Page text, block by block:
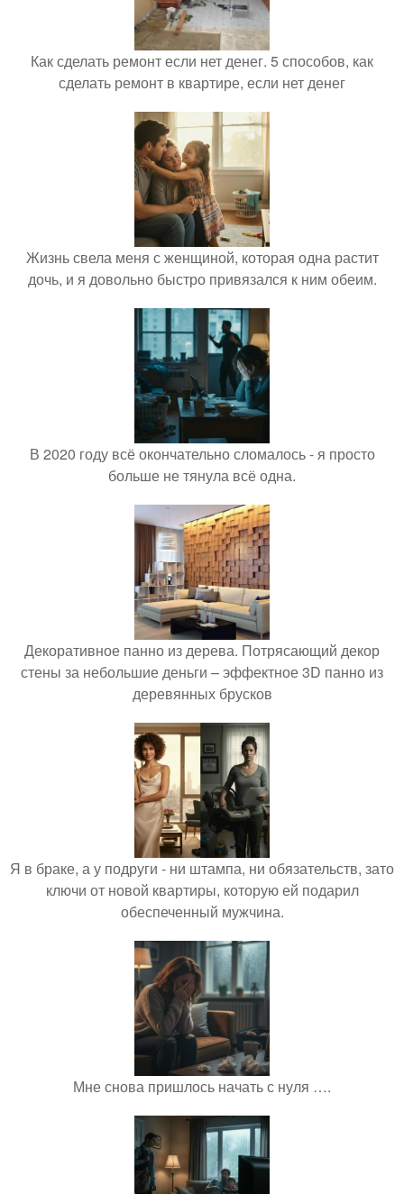
Как сделать ремонт если нет денег. 5 способов, как
сделать ремонт в квартире, если нет денег
Жизнь свела меня с женщиной, которая одна растит
дочь, и я довольно быстро привязался к ним обеим.
В 2020 году всё окончательно сломалось - я просто
больше не тянула всё одна.
Декоративное панно из дерева. Потрясающий декор
стены за небольшие деньги – эффектное 3D панно из
деревянных брусков
Я в браке, а у подруги - ни штампа, ни обязательств, зато
ключи от новой квартиры, которую ей подарил
обеспеченный мужчина.
Мне снова пришлось начать с нуля ….